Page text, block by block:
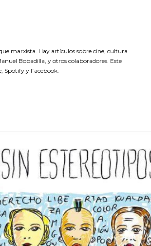
marxista. Hay artículos sobre cine, cultura
Bobadilla, y otros colaboradores. Este
Spotify y Facebook.